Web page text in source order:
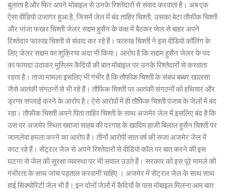
बुलाता है और फिर अपने मोबाइल से उनके रिश्तेदारों से संवाद करवाता है। अब एक
ऐसा वीडियो उजागर हुआ है, जिसमें जेल में बंद ताहिर चिश्ती, उसका बेटा तौफीक चिश्ती
और भांजा फखर चिश्ती जेलर सद्दाम हुसैन के कक्ष में बैठकर जेल से बाहर अपने
रिश्तेदार फारुख चिश्ती से संवाद कर रहे हैं। फारुख चिश्ती ने इस वीडियो कॉलिंग के
लिए जेलर सद्दाम का शुक्रिया अदा भी किया। आरोप है कि सद्दाम हुसैन जेलर के पद
का फायदा उठाकर मुस्लिम कैदियों की बात मोबाइल पर उनके रिश्तेदारों से करवाता
रहता है। ताजा मामला इसलिए भी गंभीर है कि तौफीक चिश्ती के संबंध बब्बर खालसा
जैसे आतंकी संगठनों से भी रहे हैं। तौफिक चिश्ती पर आतंकी संगठनों को हथियार और
ड्रग्स सप्लाई करने के आरोप है। ऐसे आरोपों में ही तौफिक चिश्ती पंजाब के जेलों में बंद
रहा। तौफीक चिश्ती अपने पिता ताहिर चिश्ती के साथ अजमेर जेल में इसलिए बंद है कि
उस पर अजमेर स्थित ख्वाजा साहब की दरगाह के खादिम हाजी बिलाल हुसैन चिश्ती पर
जानलेवा हमला करने का आरोप है। तीनों आरोपी सात वर्ष की सजा अजमेर जेल में
काट रहे हैं। सेंट्रल जेल से अपने रिश्तेदारों से वीडियो कॉल पर बात करने की इस
घटना से जेल की सुरक्षा व्यवस्था पर भी सवाल उठते हैं। सरकार को इस पूरे मामले की
गंभीरता के साथ जांच पड़ताल करवानी चाहिए । अजमेर में सेंट्रल जेल के साथ साथ
हाई सिक्योरिटी जेल भी है। इन दोनों जेलों में कैदियों के पास मोबाइल मिलना आम बात